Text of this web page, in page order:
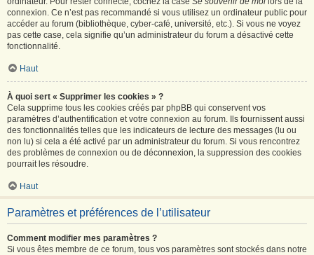
connexion. Ce n’est pas recommandé si vous utilisez un ordinateur public pour
accéder au forum (bibliothèque, cyber-café, université, etc.). Si vous ne voyez
pas cette case, cela signifie qu’un administrateur du forum a désactivé cette
fonctionnalité.
Haut
À quoi sert « Supprimer les cookies » ?
Cela supprime tous les cookies créés par phpBB qui conservent vos
paramètres d’authentification et votre connexion au forum. Ils fournissent aussi
des fonctionnalités telles que les indicateurs de lecture des messages (lu ou
non lu) si cela a été activé par un administrateur du forum. Si vous rencontrez
des problèmes de connexion ou de déconnexion, la suppression des cookies
pourrait les résoudre.
Haut
Paramètres et préférences de l’utilisateur
Comment modifier mes paramètres ?
Si vous êtes membre de ce forum, tous vos paramètres sont stockés dans notre